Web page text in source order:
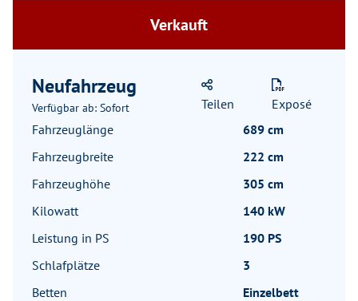
Verkauft
Neufahrzeug
Verfügbar ab: Sofort Teilen
Exposé
Fahrzeuglänge
689 cm
Fahrzeugbreite
222 cm
Fahrzeughöhe
305 cm
Kilowatt
140 kW
Leistung in PS
190 PS
Schlafplätze
3
Betten
Einzelbett